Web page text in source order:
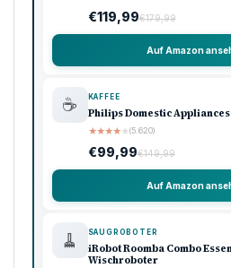
€119,99€179,99
Auf Amazon
☕ KAFFEE
Philips Domestic
★★★★★(5.620)
€99,99€149,99
Auf Amazon
🧹 SAUGROBOTER
iRobot Roomba Combo
Wischroboter